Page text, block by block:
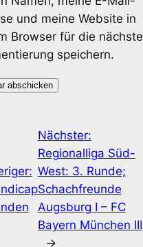
und meine Website in
Browser für die nächste
speichern.
Nächster:
Regionalliga Süd-
West: 3. Runde;
Schachfreunde
Augsburg I – FC
Bayern München III
→